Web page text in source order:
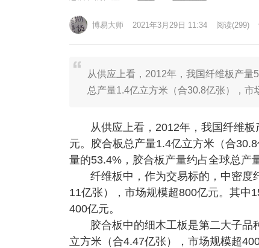
博易大师 2021年3月29日 11:34 阅读(299)
从供应上看，2012年，我国纤维板产
总产量1.4亿立方米（合30.8亿张），
从供应上看，2012年，我国纤维
元。胶合板总产量1.4亿立方米（合
量的53.4%，胶合板产量约占全球总产
纤维板中，作为交易标的，中密度
11亿张），市场规模超800亿元。其中
400亿元。
胶合板中的细木工板是第二大子
立方米（合4.47亿张），市场规模超